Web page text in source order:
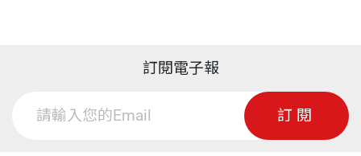
訂閱電子報
訂閱